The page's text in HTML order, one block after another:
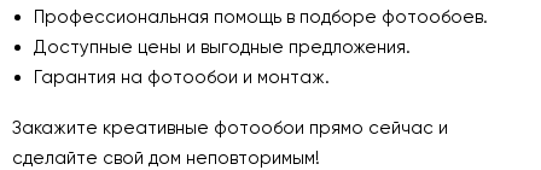
Профессиональная помощь в подборе фотообоев.
Доступные цены и выгодные предложения.
Гарантия на фотообои и монтаж.
Закажите креативные фотообои прямо сейчас и
сделайте свой дом неповторимым!